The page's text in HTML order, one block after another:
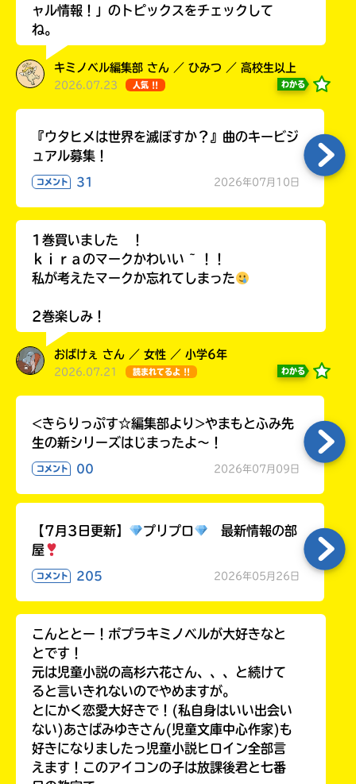
ャル情報！」のトピックスをチェックして
ね。
キミノベル編集部 さん ／ ひみつ ／ 高校生以上
2026.07.23 人気 !! わかる
『ウタヒメは世界を滅ぼすか？』曲のキービジ
ュアル募集！
コメント 31 2026年07月10日
1巻買いました ！
ｋｉｒａのマークかわいい ~ ！！
私が考えたマークか忘れてしまった
2巻楽しみ！
おばけぇ さん ／ 女性 ／ 小学6年
2026.07.21 読まれてるよ !! わかる
<きらりっぷす☆編集部より>やまもとふみ先
生の新シリーズはじまったよ～！
コメント 00 2026年07月09日
【7月3日更新】 プリプロ
最新情報の部
屋
コメント 205 2026年05月26日
こんととー！ポプラキミノベルが大好きなと
とです！
元は児童小説の高杉六花さん、、、と続けて
ると言いきれないのでやめますが。
とにかく恋愛大好きで！(私自身はいい出会い
ない)あさばみゆきさん(児童文庫中心作家)も
好きになりましたっ児童小説ヒロイン全部言
えます！このアイコンの子は放課後君と七番